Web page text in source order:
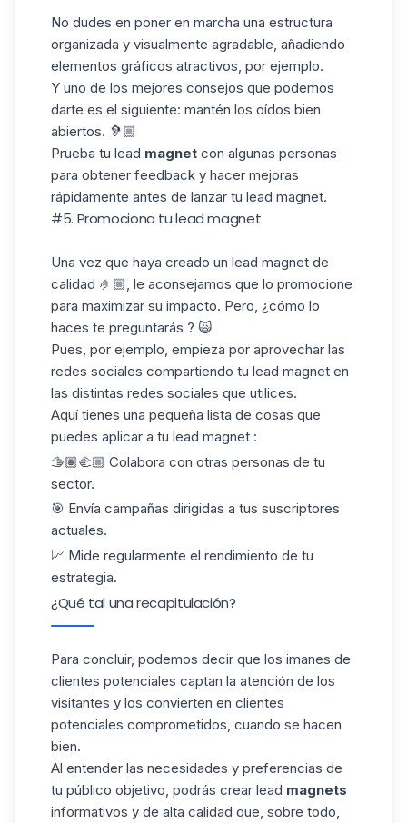
No dudes en poner en marcha una estructura
organizada y visualmente agradable, añadiendo
elementos gráficos atractivos, por ejemplo.
Y uno de los mejores consejos que podemos
darte es el siguiente: mantén los oídos bien
abiertos. 🦻🏼
Prueba tu lead magnet con algunas personas
para obtener feedback y hacer mejoras
rápidamente antes de lanzar tu lead magnet.
#5. Promociona tu lead magnet
Una vez que haya creado un lead magnet de
calidad 🤌🏼, le aconsejamos que lo promocione
para maximizar su impacto. Pero, ¿cómo lo
haces te preguntarás ? 🙀
Pues, por ejemplo, empieza por aprovechar las
redes sociales compartiendo tu lead magnet en
las distintas redes sociales que utilices.
Aquí tienes una pequeña lista de cosas que
puedes aplicar a tu lead magnet :
🫱🏽‍🫲🏼 Colabora con otras personas de tu
sector.
🎯 Envía campañas dirigidas a tus suscriptores
actuales.
📈 Mide regularmente el rendimiento de tu
estrategia.
¿Qué tal una recapitulación?
Para concluir, podemos decir que los imanes de
clientes potenciales captan la atención de los
visitantes y los convierten en clientes
potenciales comprometidos, cuando se hacen
bien.
Al entender las necesidades y preferencias de
tu público objetivo, podrás crear lead magnets
informativos y de alta calidad que, sobre todo,